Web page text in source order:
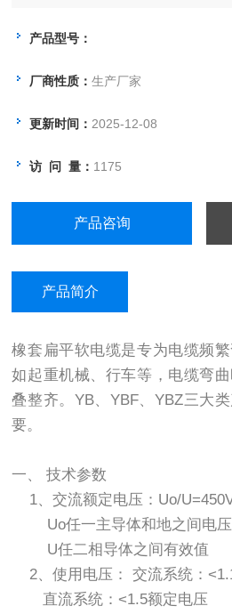
三大类产品均能满足各种场合的需要
产品型号：
厂商性质：生产厂家
更新时间：2025-12-08
访 问 量： 1175
产品咨询
产品简介
橡套扁平软电缆是专为电缆频
如起重机械、行车等，电缆弯
叠整齐。YB、YBF、YBZ三大
要。
一、 技术参数
1、交流额定电压：Uo/
Uo任一主导体和地之间电压
U任二相导体之间有效值
2、使用电压： 交流系统：
直流系统：<1.5额定电压